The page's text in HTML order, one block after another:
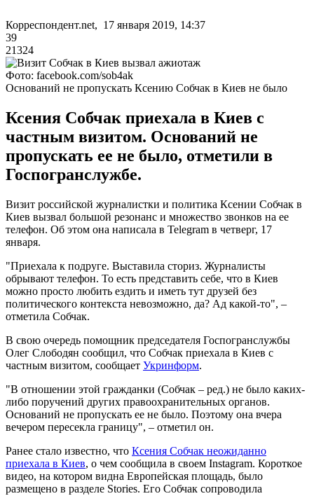
Корреспондент.net, 17 января 2019, 14:37
39
21324
Фото: facebook.com/sob4ak
Оснований не пропускать Ксению Собчак в Киев не было
Ксения Собчак приехала в Киев с
частным визитом. Оснований не
пропускать ее не было, отметили в
Госпогранслужбе.
Визит российской журналистки и политика Ксении Собчак в
Киев вызвал большой резонанс и множество звонков на ее
телефон. Об этом она написала в Telegram в четверг, 17
января.
"Приехала к подруге. Выставила сториз. Журналисты
обрывают телефон. То есть представить себе, что в Киев
можно просто любить ездить и иметь тут друзей без
политического контекста невозможно, да? Ад какой-то", –
отметила Собчак.
В свою очередь помощник председателя Госпогранслужбы
Олег Слободян сообщил, что Собчак приехала в Киев с
частным визитом, сообщает Укринформ.
"В отношении этой гражданки (Собчак – ред.) не было каких-
либо поручений других правоохранительных органов.
Оснований не пропускать ее не было. Поэтому она вчера
вечером пересекла границу", – отметил он.
Ранее стало известно, что Ксения Собчак неожиданно
приехала в Киев, о чем сообщила в своем Instagram. Короткое
видео, на котором видна Европейская площадь, было
размещено в разделе Stories. Его Собчак сопроводила